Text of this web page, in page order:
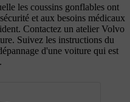
les coussins gonflables ont
et aux besoins médicaux
Contactez un atelier Volvo
Suivez les instructions du
d'une voiture qui est